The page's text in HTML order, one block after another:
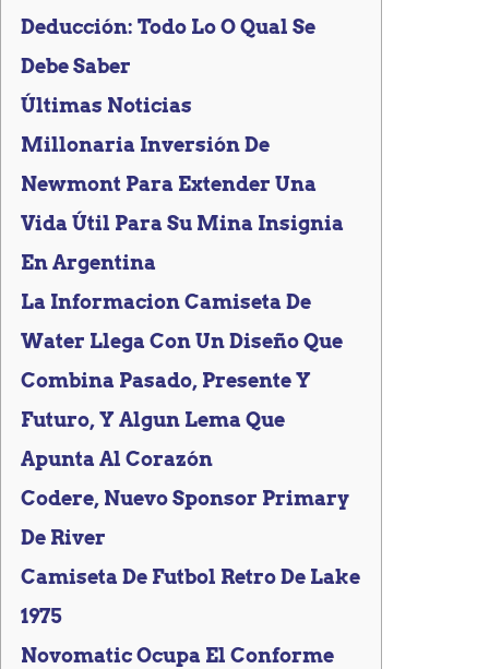
Deducción: Todo Lo O Qual Se
Debe Saber
Últimas Noticias
Millonaria Inversión De
Newmont Para Extender Una
Vida Útil Para Su Mina Insignia
En Argentina
La Informacion Camiseta De
Water Llega Con Un Diseño Que
Combina Pasado, Presente Y
Futuro, Y Algun Lema Que
Apunta Al Corazón
Codere, Nuevo Sponsor Primary
De River
Camiseta De Futbol Retro De Lake
1975
Novomatic Ocupa El Conforme